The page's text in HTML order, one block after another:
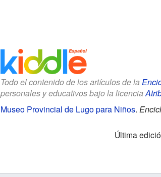
Todo el contenido de los artículos de la
personales y educativos bajo la licencia
Museo Provincial de Lugo para Niños.
Última